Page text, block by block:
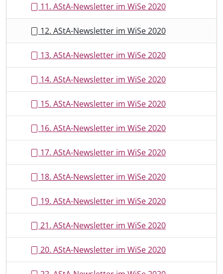
11. AStA-Newsletter im WiSe 2020
12. AStA-Newsletter im WiSe 2020
13. AStA-Newsletter im WiSe 2020
14. AStA-Newsletter im WiSe 2020
15. AStA-Newsletter im WiSe 2020
16. AStA-Newsletter im WiSe 2020
17. AStA-Newsletter im WiSe 2020
18. AStA-Newsletter im WiSe 2020
19. AStA-Newsletter im WiSe 2020
21. AStA-Newsletter im WiSe 2020
20. AStA-Newsletter im WiSe 2020